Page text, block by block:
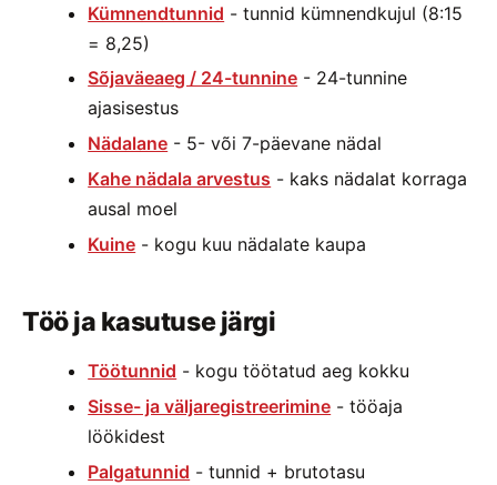
Kümnendtunnid - tunnid kümnendkujul (8:15
= 8,25)
Sõjaväeaeg / 24-tunnine - 24-tunnine
ajasisestus
Nädalane - 5- või 7-päevane nädal
Kahe nädala arvestus - kaks nädalat korraga
ausal moel
Kuine - kogu kuu nädalate kaupa
Töö ja kasutuse järgi
Töötunnid - kogu töötatud aeg kokku
Sisse- ja väljaregistreerimine - tööaja
löökidest
Palgatunnid - tunnid + brutotasu